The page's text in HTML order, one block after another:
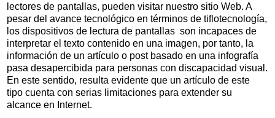
lectores de pantallas, pueden visitar nuestro sitio Web. A
pesar del avance tecnológico en términos de tiflotecnología,
los dispositivos de lectura de pantallas son incapaces de
interpretar el texto contenido en una imagen, por tanto, la
información de un artículo o post basado en una infografía
pasa desapercibida para personas con discapacidad visual.
En este sentido, resulta evidente que un artículo de este
tipo cuenta con serias limitaciones para extender su
alcance en Internet.